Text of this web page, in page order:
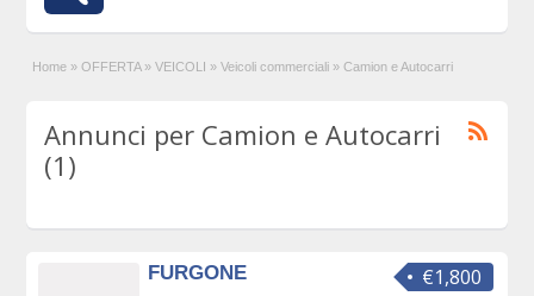
Home » OFFERTA » VEICOLI » Veicoli commerciali » Camion e Autocarri
Annunci per Camion e Autocarri
(1)
€1,800
FURGONE